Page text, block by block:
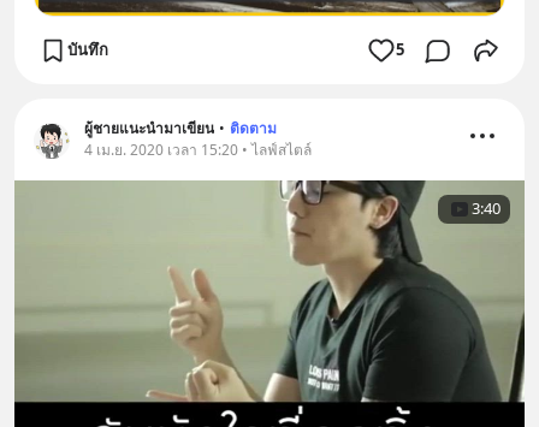
บันทึก 5
ผู้ชายแนะนำมาเขียน • ติดตาม
4 เม.ย. 2020 เวลา 15:20 • ไลฟ์สไตล์
3:40